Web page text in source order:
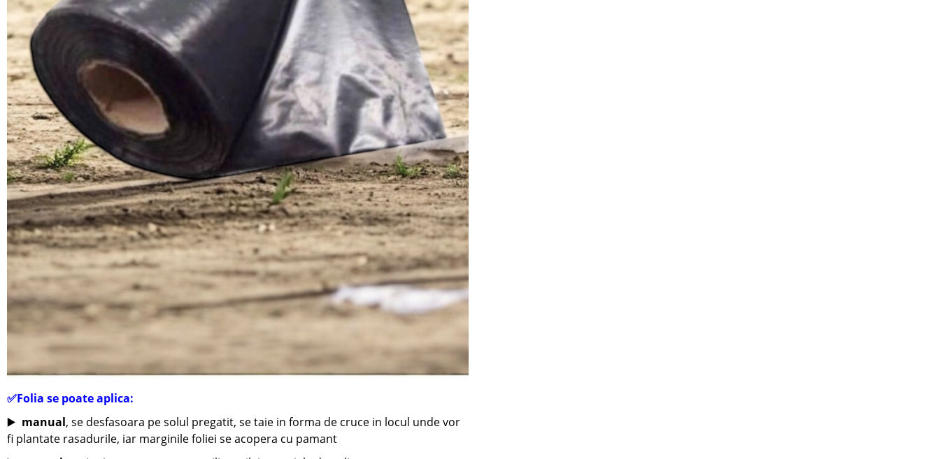
✅Folia se poate aplica:
▶️ manual, se desfasoara pe solul pregatit, se taie in forma de cruce in locul unde vor
fi plantate rasadurile, iar marginile foliei se acopera cu pamant